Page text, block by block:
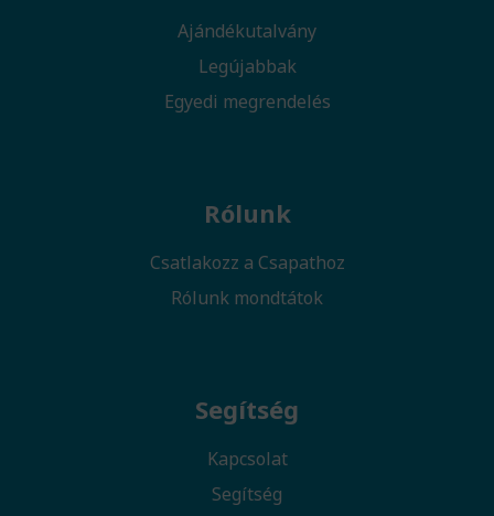
Ajándékutalvány
Legújabbak
Egyedi megrendelés
Rólunk
Csatlakozz a Csapathoz
Rólunk mondtátok
Segítség
Kapcsolat
Segítség